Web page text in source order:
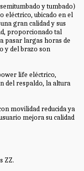
y tumbado)
eléctrico, ubicado en el
gran calidad y sus
proporcionado tal
pasar largas horas de
y del brazo son
life eléctrico,
del respaldo, la altura
movilidad reducida ya
mejora su calidad
ZZ.